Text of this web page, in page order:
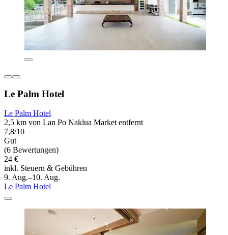
Le Palm Hotel
Le Palm Hotel
2,5 km von Lan Po Naklua Market entfernt
7,8/10
Gut
(6 Bewertungen)
24 €
inkl. Steuern & Gebühren
9. Aug.–10. Aug.
Le Palm Hotel